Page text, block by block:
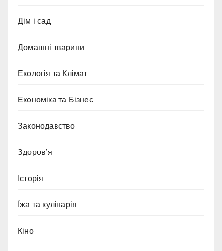
Дім і сад
Домашні тварини
Екологія та Клімат
Економіка та Бізнес
Законодавство
Здоров’я
Історія
Їжа та кулінарія
Кіно